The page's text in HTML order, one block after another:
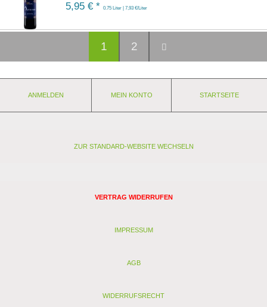
5,95 € * 0.75 Liter | 7,93 €/Liter
1 2
ANMELDEN MEIN KONTO STARTSEITE
ZUR STANDARD-WEBSITE WECHSELN
VERTRAG WIDERRUFEN
IMPRESSUM
AGB
WIDERRUFSRECHT